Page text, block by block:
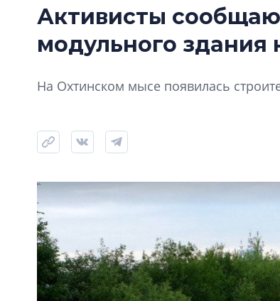
Активисты
модульного
На Охтинском мысе появилась